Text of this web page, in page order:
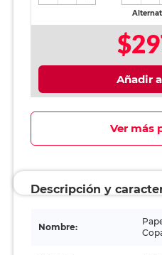
Añadir
Ver más
Descripción y
Nombre: